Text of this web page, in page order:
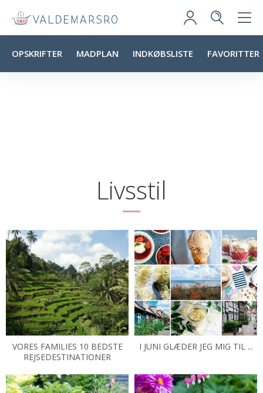
OPSKRIFTER MADPLAN INDKØBSLISTE FAVORITTER
Livsstil
VORES FAMILIES 10 BEDSTE
REJSEDESTINATIONER
I JUNI GLÆDER JEG MIG TIL ...